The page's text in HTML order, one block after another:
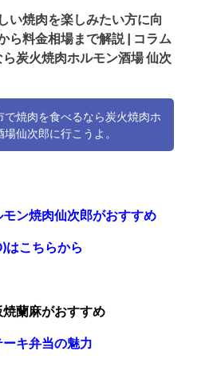
い焼肉を楽しみたい方に向
ら料金相場まで解説 | コラム
炭火焼肉ホルモン酒場 仙次
で焼肉を食べるなら炭火焼肉ホ
場仙次郎に行こうよ。
ン焼肉仙次郎がおすすめ
はこちらから
蘭麻がおすすめ
キ弁当の魅力